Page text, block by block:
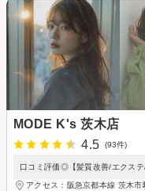
MODE K's 茨木店
4.5
(93件)
口コミ評価◎【髪質改善/エクス
アクセス：阪急京都本線 茨木市